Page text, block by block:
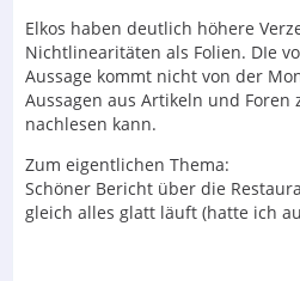
Elkos haben deutlich höhere
Nichtlinearitäten als Folien. DIe
Aussage kommt nicht von der
Aussagen aus Artikeln und
nachlesen kann.
Zum eigentlichen Thema:
Schöner Bericht über die
gleich alles glatt läuft (hatte ich